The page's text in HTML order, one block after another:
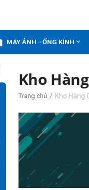
MÁY ẢNH - ỐNG KÍNH 
Kho
Trang chủ / Kho Hàng